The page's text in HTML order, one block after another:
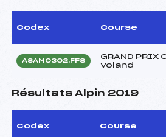
Codex Course
ASAM0302.FFS
GRAND PRIX
Voland
Résultats Alpin 2019
Codex Course